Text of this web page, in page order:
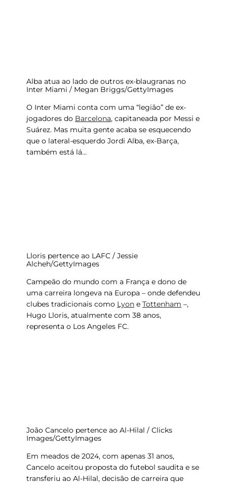
Alba atua ao lado de outros ex-blaugranas no
Inter Miami / Megan Briggs/GettyImages
O Inter Miami conta com uma “legião” de ex-
jogadores do Barcelona, capitaneada por Messi e
Suárez. Mas muita gente acaba se esquecendo
que o lateral-esquerdo Jordi Alba, ex-Barça,
também está lá…
Lloris pertence ao LAFC / Jessie
Alcheh/GettyImages
Campeão do mundo com a França e dono de
uma carreira longeva na Europa – onde defendeu
clubes tradicionais como Lyon e Tottenham –,
Hugo Lloris, atualmente com 38 anos,
representa o Los Angeles FC.
João Cancelo pertence ao Al-Hilal / Clicks
Images/GettyImages
Em meados de 2024, com apenas 31 anos,
Cancelo aceitou proposta do futebol saudita e se
transferiu ao Al-Hilal, decisão de carreira que